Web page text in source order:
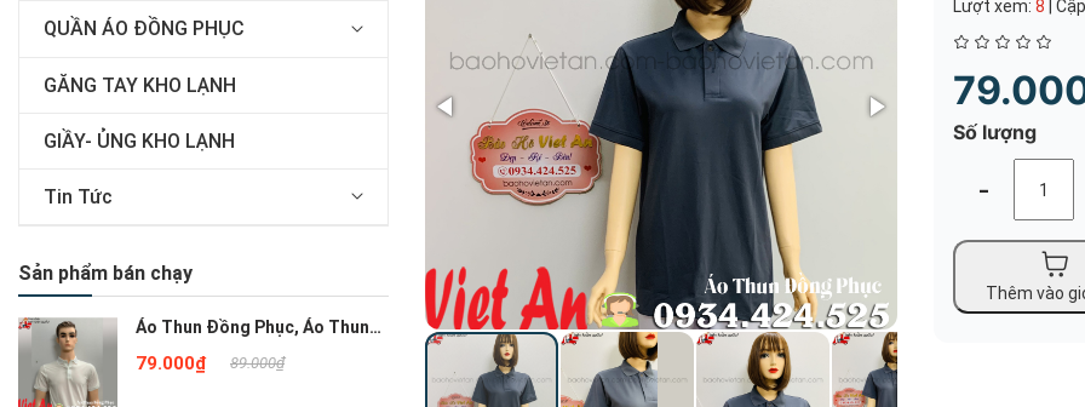
QUẦN ÁO ĐỒNG PHỤC
GĂNG TAY KHO LẠNH
GIẦY- ỦNG KHO LẠNH
Tin Tức
Sản phẩm bán chạy
Áo Thun Đồng Phục, Áo Thun
Công Sở Đơn Gỉan Màu Trắng
79.000₫ 89.000₫
Lượt xem: 8
Số lượng
-
Thêm vào